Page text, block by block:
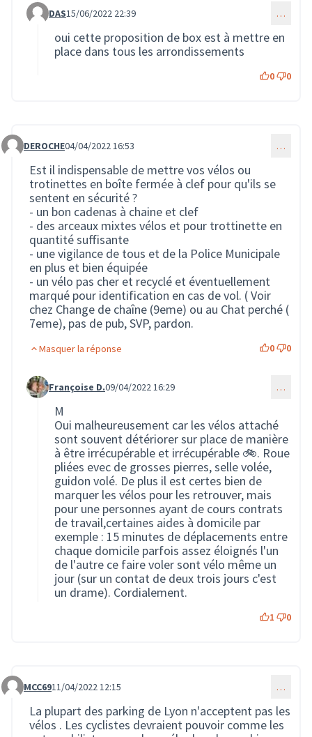
Commentaire 1437 (réponse au commentaire 171)
DAS15/06/2022 22:39 …
oui cette proposition de box est à mettre en
place dans tous les arrondissements
0 0
Commentaire 204
DEROCHE04/04/2022 16:53 …
Est il indispensable de mettre vos vélos ou
trotinettes en boîte fermée à clef pour qu'ils se
sentent en sécurité ?
- un bon cadenas à chaine et clef
- des arceaux mixtes vélos et pour trottinette en
quantité suffisante
- une vigilance de tous et de la Police Municipale
en plus et bien équipée
- un vélo pas cher et recyclé et éventuellement
marqué pour identification en cas de vol. ( Voir
chez Change de chaîne (9eme) ou au Chat perché (
7eme), pas de pub, SVP, pardon.
Masquer la réponse 0 0
Commentaire 276 (réponse au commentaire 204)
Françoise D.09/04/2022 16:29 …
M
Oui malheureusement car les vélos attaché
sont souvent détériorer sur place de manière
à être irrécupérable et irrécupérable 🚲. Roue
pliées evec de grosses pierres, selle volée,
guidon volé. De plus il est certes bien de
marquer les vélos pour les retrouver, mais
pour une personnes ayant de cours contrats
de travail,certaines aides à domicile par
exemple : 15 minutes de déplacements entre
chaque domicile parfois assez éloignés l'un
de l'autre ce faire voler sont vélo même un
jour (sur un contat de deux trois jours c'est
un drame). Cordialement.
1 0
Commentaire 290
MCC6911/04/2022 12:15 …
La plupart des parking de Lyon n'acceptent pas les
vélos . Les cyclistes devraient pouvoir comme les